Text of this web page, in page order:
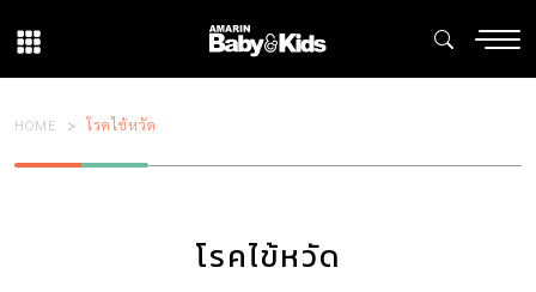
HOME โรคไข้หวัด
โรคไข้หวัด